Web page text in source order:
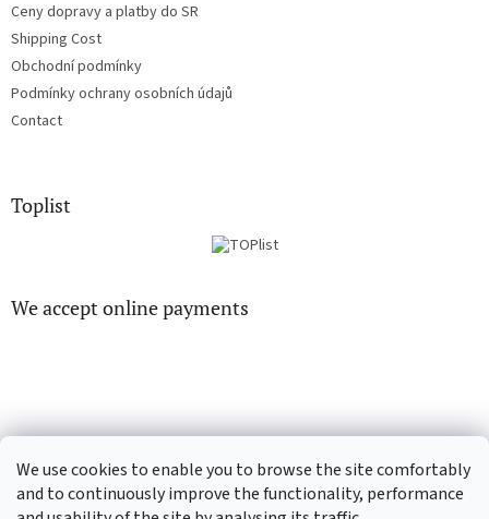
We use cookies to enable you to browse the site comfortably
and to continuously improve the functionality, performance
Ceny dopravy a platby do SR
Shipping Cost
Obchodní podmínky
Podmínky ochrany osobních údajů
Contact
Toplist
We accept online payments